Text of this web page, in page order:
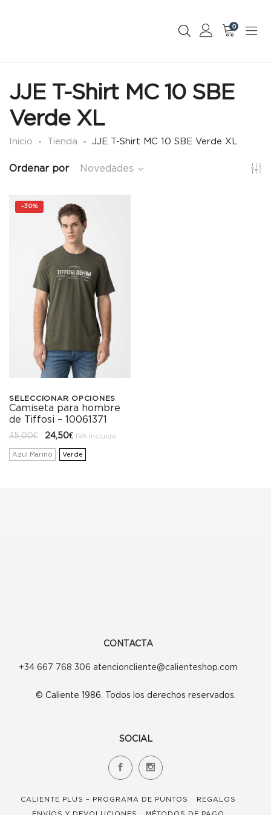
0
JJE T-Shirt MC 10 SBE
Verde XL
Inicio Tienda JJE T-Shirt MC 10 SBE Verde XL
Ordenar por Novedades
-30%
SELECCIONAR OPCIONES
Este
tiene
producto
Camiseta para hombre
de Tiffosi – 10061371
35,00€
El
precio
original
era:
24,50€El
actual
es:
IVA incluido
Azul Marino Verde
CONTACTA
+34 667 768 306 atencioncliente@calienteshop.com
© Caliente 1986. Todos los derechos reservados.
SOCIAL
CALIENTE PLUS – PROGRAMA DE PUNTOS
REGALOS